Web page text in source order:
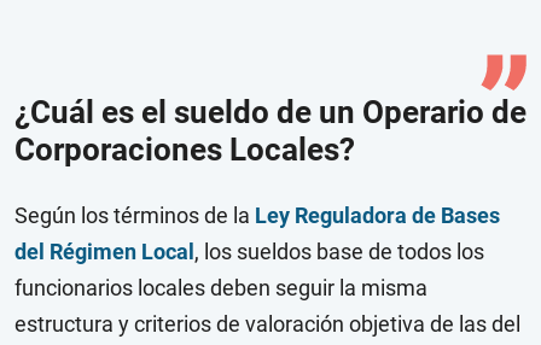
¿Cuál es el sueldo de un Operario de
Corporaciones Locales?
Según los términos de la Ley Reguladora de Bases
del Régimen Local, los sueldos base de todos los
funcionarios locales deben seguir la misma
estructura y criterios de valoración objetiva de las del